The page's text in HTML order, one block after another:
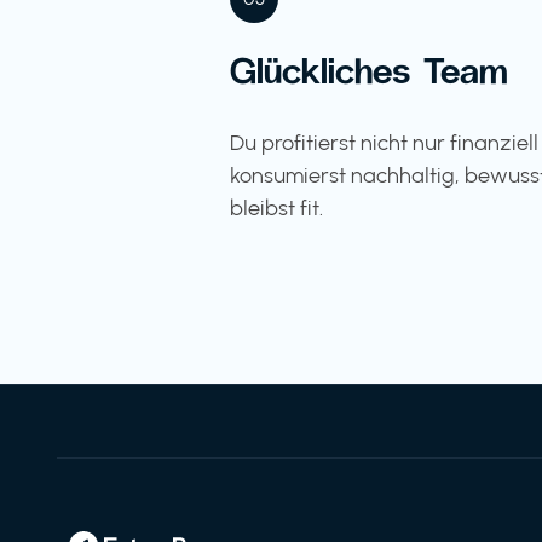
Glückliches Team
Du profitierst nicht nur
konsumierst nachhaltig,
bleibst fit.